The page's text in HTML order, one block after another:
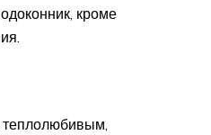
кроме
теплолюбивым,